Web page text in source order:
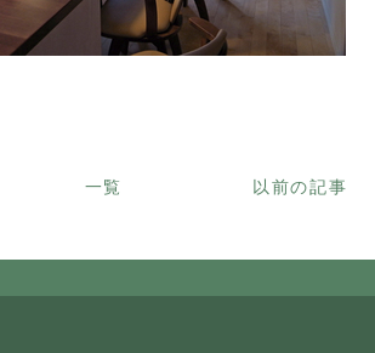
一覧 以前の記事